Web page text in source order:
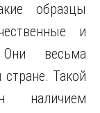
образцы
и
Они весьма
Такой
наличием